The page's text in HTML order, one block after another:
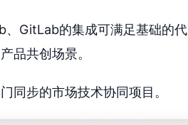
、GitLab的集成可满足基础的代
品共创场景。
同步的市场技术协同项目。